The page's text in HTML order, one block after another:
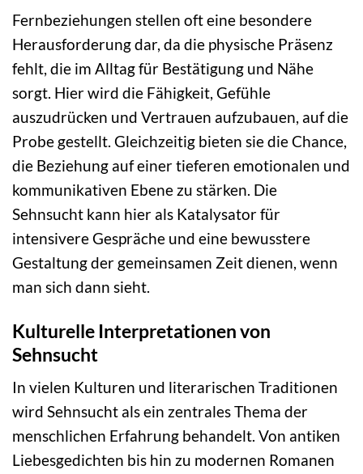
Fernbeziehungen stellen oft eine besondere
Herausforderung dar, da die physische Präsenz
fehlt, die im Alltag für Bestätigung und Nähe
sorgt. Hier wird die Fähigkeit, Gefühle
auszudrücken und Vertrauen aufzubauen, auf die
Probe gestellt. Gleichzeitig bieten sie die Chance,
die Beziehung auf einer tieferen emotionalen und
kommunikativen Ebene zu stärken. Die
Sehnsucht kann hier als Katalysator für
intensivere Gespräche und eine bewusstere
Gestaltung der gemeinsamen Zeit dienen, wenn
man sich dann sieht.
Kulturelle Interpretationen von
Sehnsucht
In vielen Kulturen und literarischen Traditionen
wird Sehnsucht als ein zentrales Thema der
menschlichen Erfahrung behandelt. Von antiken
Liebesgedichten bis hin zu modernen Romanen